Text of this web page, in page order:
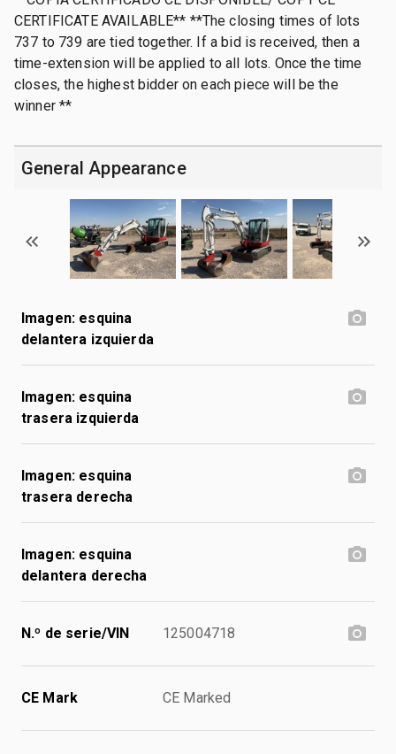
CERTIFICATE AVAILABLE** **The closing times of lots
737 to 739 are tied together. If a bid is received, then a
time-extension will be applied to all lots. Once the time
closes, the highest bidder on each piece will be the
winner **
General Appearance
Imagen: esquina
delantera izquierda
Imagen: esquina
trasera izquierda
Imagen: esquina
trasera derecha
Imagen: esquina
delantera derecha
N.º de serie/VIN 125004718
CE Mark CE Marked